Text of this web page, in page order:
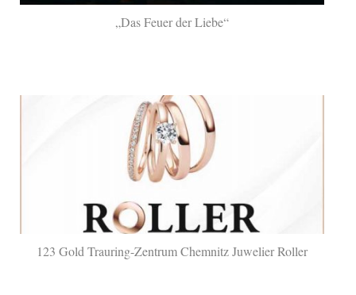
„Das Feuer der Liebe“
123 Gold Trauring-Zentrum Chemnitz Juwelier Roller